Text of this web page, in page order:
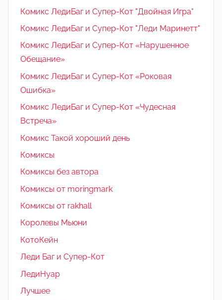
Комикс ЛедиБаг и Супер-Кот "Двойная Игра"
Комикс ЛедиБаг и Супер-Кот "Леди Маринетт"
Комикс ЛедиБаг и Супер-Кот «Нарушенное
Обещание»
Комикс ЛедиБаг и Супер-Кот «Роковая
Ошибка»
Комикс ЛедиБаг и Супер-Кот «Чудесная
Встреча»
Комикс Такой хороший день
Комиксы
Комиксы без автора
Комиксы от moringmark
Комиксы от rakhall
Королевы Мьюни
КотоКейн
Леди Баг и Супер-Кот
ЛедиНуар
Лучшее